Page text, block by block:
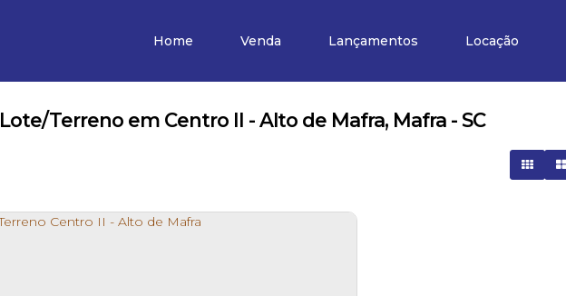
Locação
Lançamentos
Venda
Home
Lote/Terreno em Centro II - Alto de Mafra, Mafra - SC